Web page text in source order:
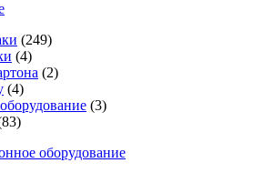
(249)
(4)
(2)
(4)
(3)
оборудование